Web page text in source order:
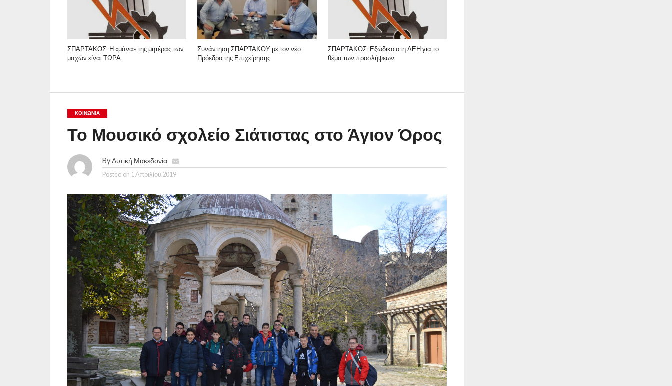
ΣΠΑΡΤΑΚΟΣ: Η «μάνα» της μητέρας των
μαχών είναι ΤΩΡΑ
Συνάντηση ΣΠΑΡΤΑΚΟΥ με τον νέο
Πρόεδρο της Επιχείρησης
ΣΠΑΡΤΑΚΟΣ: Εξώδικο στη ΔΕΗ για το
θέμα των προσλήψεων
ΚΟΙΝΩΝΊΑ
Το Μουσικό σχολείο Σιάτιστας στο Άγιον Όρος
ByΔυτική Μακεδονία
Posted on 1 Απριλίου 2019